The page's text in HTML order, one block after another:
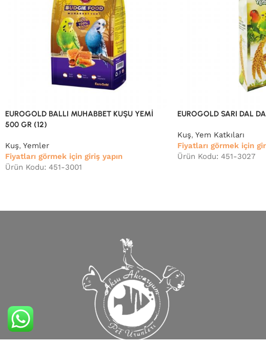
EUROGOLD BALLI MUHABBET KUŞU YEMİ
500 GR (12)
Kuş, Yemler
Fiyatları görmek için giriş yapın
Ürün Kodu: 451-3001
EUROGOLD SARI DAL
Kuş, Yem Katkıları
Fiyatları görmek için
Ürün Kodu: 451-3027